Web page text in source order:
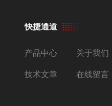
快捷通道
产品中心 关于我们
技术文章 在线留言